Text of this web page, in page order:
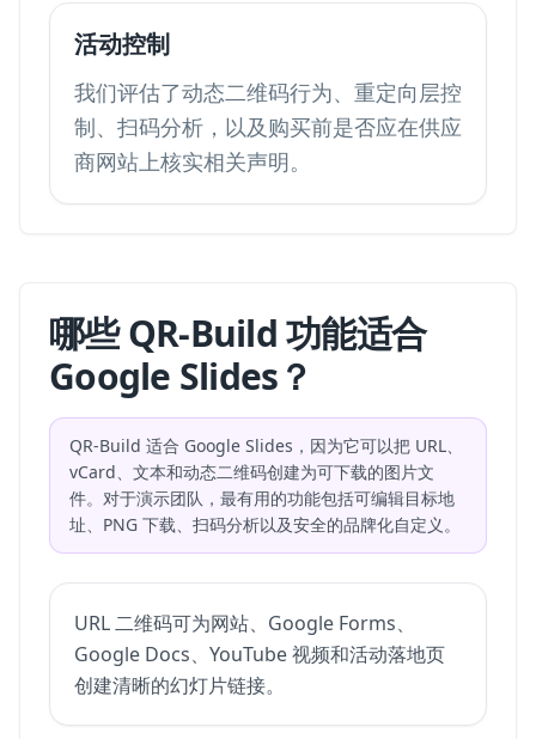
活动控制
我们评估了动态二维码行为、重定向层控
制、扫码分析，以及购买前是否应在供应
商网站上核实相关声明。
哪些 QR-Build 功能适合
Google Slides？
QR-Build 适合 Google Slides，因为它可以把 URL、
vCard、文本和动态二维码创建为可下载的图片文
件。对于演示团队，最有用的功能包括可编辑目标地
址、PNG 下载、扫码分析以及安全的品牌化自定义。
URL 二维码可为网站、Google Forms、
Google Docs、YouTube 视频和活动落地页
创建清晰的幻灯片链接。